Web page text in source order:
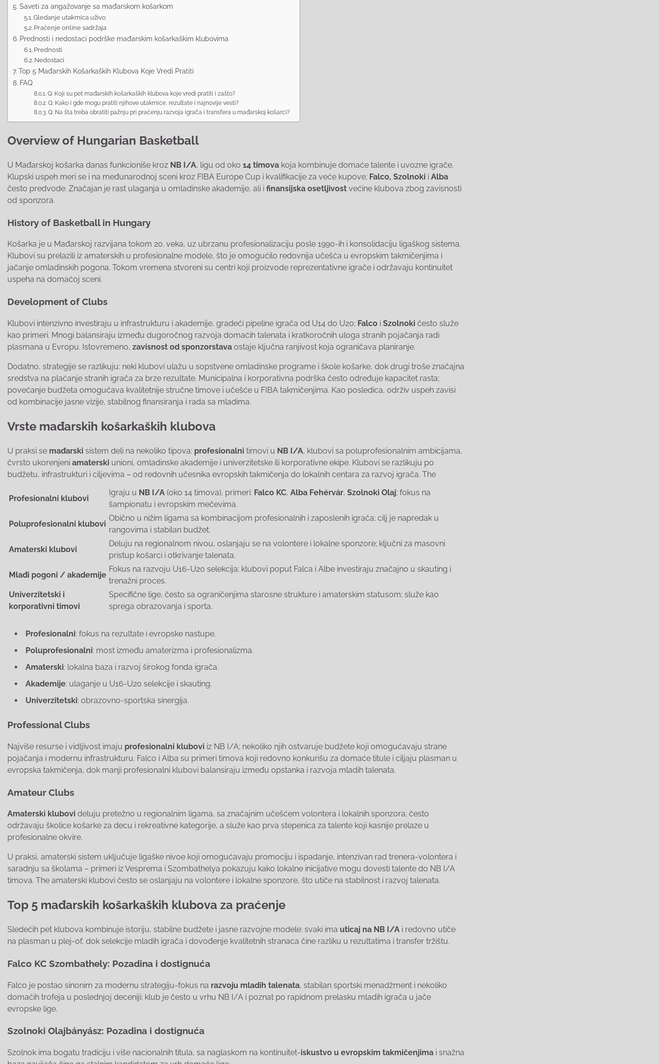
Saveti za angažovanje sa mađarskom košarkom
Gledanje utakmica uživo
Praćenje online sadržaja
Prednosti i nedostaci podrške mađarskim košarkaškim klubovima
Prednosti
Nedostaci
Top 5 Mađarskih Košarkaških Klubova Koje Vredi Pratiti
FAQ
Q: Koji su pet mađarskih košarkaških klubova koje vredi pratiti i zašto?
Q: Kako i gde mogu pratiti njihove utakmice, rezultate i najnovije vesti?
Q: Na šta treba obratiti pažnju pri praćenju razvoja igrača i transfera u mađarskoj košarci?
Overview of Hungarian Basketball
U Mađarskoj košarka danas funkcioniše kroz NB I/A, ligu od oko 14 timova koja kombinuje domaće talente i uvozne igrače.
Klupski uspeh meri se i na međunarodnoj sceni kroz FIBA Europe Cup i kvalifikacije za veće kupove; Falco, Szolnoki i Alba
često predvode. Značajan je rast ulaganja u omladinske akademije, ali i finansijska osetljivost većine klubova zbog zavisnosti
od sponzora.
History of Basketball in Hungary
Košarka je u Mađarskoj razvijana tokom 20. veka, uz ubrzanu profesionalizaciju posle 1990-ih i konsolidaciju ligaškog sistema.
Klubovi su prelazili iz amaterskih u profesionalne modele, što je omogućilo redovnija učešća u evropskim takmičenjima i
jačanje omladinskih pogona. Tokom vremena stvoreni su centri koji proizvode reprezentativne igrače i održavaju kontinuitet
uspeha na domaćoj sceni.
Development of Clubs
Klubovi intenzivno investiraju u infrastrukturu i akademije, gradeći pipeline igrača od U14 do U20; Falco i Szolnoki često služe
kao primeri. Mnogi balansiraju između dugoročnog razvoja domaćih talenata i kratkoročnih uloga stranih pojačanja radi
plasmana u Evropu. Istovremeno, zavisnost od sponzorstava ostaje ključna ranjivost koja ograničava planiranje.
Dodatno, strategije se razlikuju: neki klubovi ulažu u sopstvene omladinske programe i škole košarke, dok drugi troše značajna
sredstva na plaćanje stranih igrača za brze rezultate. Municipalna i korporativna podrška često određuje kapacitet rasta;
povećanje budžeta omogućava kvalitetnije stručne timove i učešće u FIBA takmičenjima. Kao posledica, održiv uspeh zavisi
od kombinacije jasne vizije, stabilnog finansiranja i rada sa mladima.
Vrste mađarskih košarkaških klubova
U praksi se mađarski sistem deli na nekoliko tipova: profesionalni timovi u NB I/A, klubovi sa poluprofesionalnim ambicijama,
čvrsto ukorenjeni amaterski unioni, omladinske akademije i univerzitetske ili korporativne ekipe. Klubovi se razlikuju po
budžetu, infrastrukturi i ciljevima – od redovnih učesnika evropskih takmičenja do lokalnih centara za razvoj igrača. The
Profesionalni klubovi
Igraju u NB I/A (oko 14 timova), primeri: Falco KC, Alba Fehérvár, Szolnoki Olaj; fokus na
šampionatu i evropskim mečevima.
Poluprofesionalni klubovi
Obično u nižim ligama sa kombinacijom profesionalnih i zaposlenih igrača; cilj je napredak u
rangovima i stabilan budžet.
Amaterski klubovi
Deluju na regionalnom nivou, oslanjaju se na volontere i lokalne sponzore; ključni za masovni
pristup košarci i otkrivanje talenata.
Mlađi pogoni / akademije
Fokus na razvoju U16-U20 selekcija; klubovi poput Falca i Albe investiraju značajno u skauting i
trenažni proces.
Univerzitetski i
korporativni timovi
Specifične lige, često sa ograničenjima starosne strukture i amaterskim statusom; služe kao
sprega obrazovanja i sporta.
Profesionalni: fokus na rezultate i evropske nastupe.
Poluprofesionalni: most između amaterizma i profesionalizma.
Amaterski: lokalna baza i razvoj širokog fonda igrača.
Akademije: ulaganje u U16-U20 selekcije i skauting.
Univerzitetski: obrazovno-sportska sinergija.
Professional Clubs
Najviše resurse i vidljivost imaju profesionalni klubovi iz NB I/A; nekoliko njih ostvaruje budžete koji omogućavaju strane
pojačanja i modernu infrastrukturu. Falco i Alba su primeri timova koji redovno konkurišu za domaće titule i ciljaju plasman u
evropska takmičenja, dok manji profesionalni klubovi balansiraju između opstanka i razvoja mladih talenata.
Amateur Clubs
Amaterski klubovi deluju pretežno u regionalnim ligama, sa značajnim učešćem volontera i lokalnih sponzora; često
održavaju školice košarke za decu i rekreativne kategorije, a služe kao prva stepenica za talente koji kasnije prelaze u
profesionalne okvire.
U praksi, amaterski sistem uključuje ligaške nivoe koji omogućavaju promociju i ispadanje, intenzivan rad trenera-volontera i
saradnju sa školama – primeri iz Vesprema i Szombathelya pokazuju kako lokalne inicijative mogu dovesti talente do NB I/A
timova. The amaterski klubovi često se oslanjaju na volontere i lokalne sponzore, što utiče na stabilnost i razvoj talenata.
Top 5 mađarskih košarkaških klubova za praćenje
Sledećih pet klubova kombinuje istoriju, stabilne budžete i jasne razvojne modele: svaki ima uticaj na NB I/A i redovno utiče
na plasman u plej-of, dok selekcije mladih igrača i dovođenje kvalitetnih stranaca čine razliku u rezultatima i transfer tržištu.
Falco KC Szombathely: Pozadina i dostignuća
Falco je postao sinonim za modernu strategiju-fokus na razvoju mladih talenata, stabilan sportski menadžment i nekoliko
domaćih trofeja u poslednjoj deceniji; klub je često u vrhu NB I/A i poznat po rapidnom prelasku mladih igrača u jače
evropske lige.
Szolnoki Olajbányász: Pozadina i dostignuća
Szolnok ima bogatu tradiciju i više nacionalnih titula, sa naglaskom na kontinuitet-iskustvo u evropskim takmičenjima i snažna